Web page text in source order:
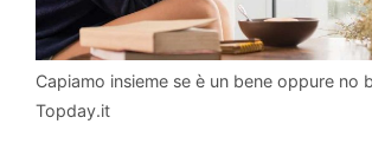
Capiamo insieme se è un bene oppure no
Topday.it